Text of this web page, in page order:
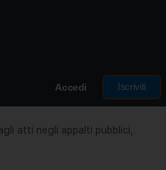
Accedi Iscriviti
atti negli appalti pubblici,